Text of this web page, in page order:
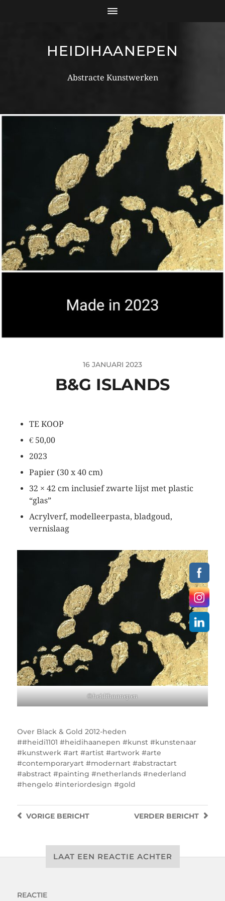
HEIDIHAANEPEN
Abstracte Kunstwerken
16 JANUARI 2023
B&G ISLANDS
TE KOOP
€ 50,00
2023
Papier (30 x 40 cm)
32 × 42 cm inclusief zwarte lijst met plastic
“glas”
Acrylverf, modelleerpasta, bladgoud,
vernislaag
©heidihaanepen
Over Black & Gold 2012-heden
#heidi1101 #heidihaanepen #kunst #kunstenaar
#kunstwerk #art #artist #artwork #arte
#contemporaryart #modernart #abstractart
#abstract #painting #netherlands #nederland
#hengelo #interiordesign #gold
VERDER BERICHT
VORIGEBERICHT
LAAT EEN REACTIE ACHTER
REACTIE